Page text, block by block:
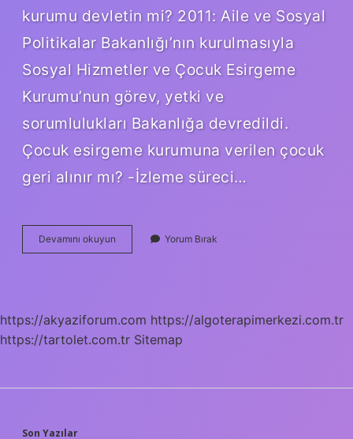
kurumu devletin mi? 2011: Aile ve Sosyal
Politikalar Bakanlığı’nın kurulmasıyla
Sosyal Hizmetler ve Çocuk Esirgeme
Kurumu’nun görev, yetki ve
sorumlulukları Bakanlığa devredildi.
Çocuk esirgeme kurumuna verilen çocuk
geri alınır mı? -İzleme süreci…
Devamını okuyun
Esirgeme
Yorum Bırak
https://akyaziforum.com https://algoterapimerkezi.com.tr
https://tartolet.com.tr Sitemap
Son Yazılar